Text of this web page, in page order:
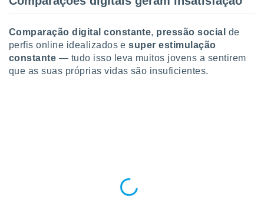
medir
da
o
Comparação digital constante, pressão social de
perfis online idealizados esuper estimulação
constante — tudo isso leva muitos jovens a sentirem
que as suas próprias vidas são insuficientes.